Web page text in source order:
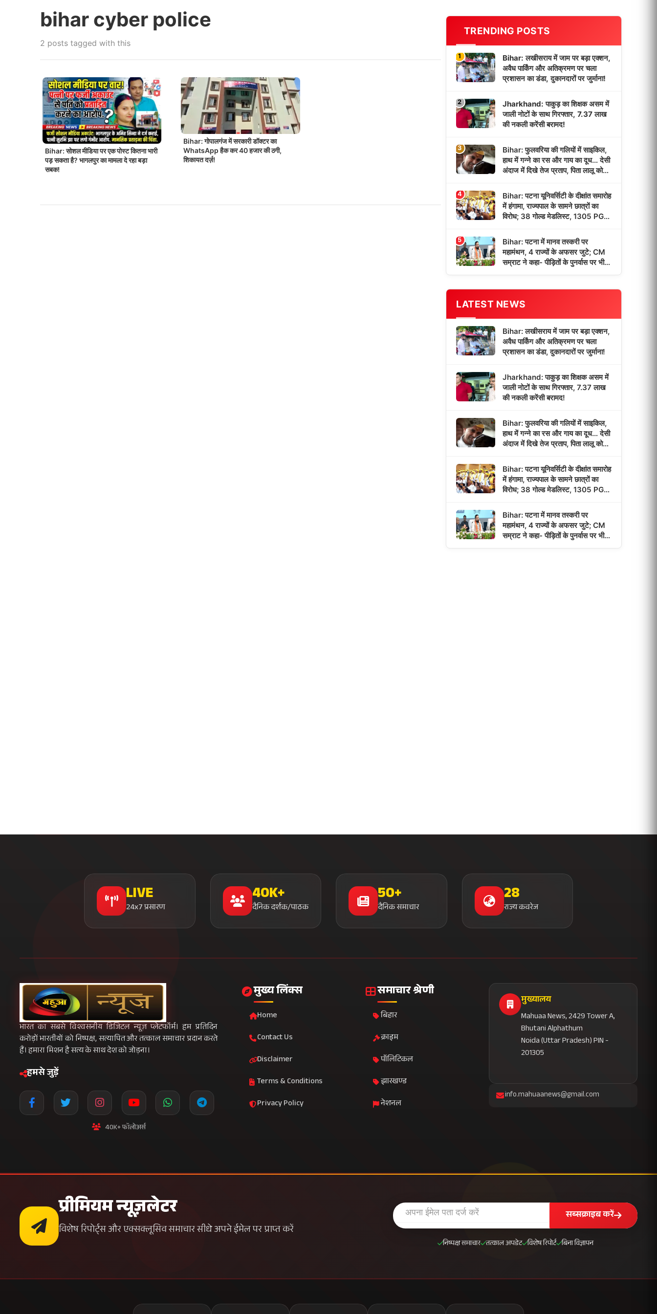
bihar cyber police
2 posts tagged with this
Bihar: सोशल मीडिया पर एक पोस्ट कितना भारी
पड़ सकता है? भागलपुर का मामला दे रहा बड़ा
सबक!
Bihar: गोपालगंज में सरकारी डॉक्टर का
WhatsApp हैक कर 40 हजार की ठगी,
शिकायत दर्ज़!
TRENDING POSTS
1
Bihar: लखीसराय में जाम पर बड़ा एक्शन,
अवैध पार्किंग और अतिक्रमण पर चला
प्रशासन का डंडा, दुकानदारों पर जुर्माना!
2
Jharkhand: पाकुड़ का शिक्षक असम में
जाली नोटों के साथ गिरफ्तार, 7.37 लाख
की नकली करेंसी बरामद!
3
Bihar: फुलवरिया की गलियों में साइकिल,
हाथ में गन्ने का रस और गाय का दूध… देसी
अंदाज में दिखे तेज प्रताप, पिता लालू को
4
Bihar: पटना यूनिवर्सिटी के दीक्षांत समारोह
में हंगामा, राज्यपाल के सामने छात्रों का
विरोध; 38 गोल्ड मेडलिस्ट, 1305 PG
5
Bihar: पटना में मानव तस्करी पर
महामंथन, 4 राज्यों के अफसर जुटे; CM
सम्राट ने कहा- पीड़ितों के पुनर्वास पर भी
होगा फोकस!
LATEST NEWS
Bihar: लखीसराय में जाम पर बड़ा एक्शन,
अवैध पार्किंग और अतिक्रमण पर चला
प्रशासन का डंडा, दुकानदारों पर जुर्माना!
Jharkhand: पाकुड़ का शिक्षक असम में
जाली नोटों के साथ गिरफ्तार, 7.37 लाख
की नकली करेंसी बरामद!
Bihar: फुलवरिया की गलियों में साइकिल,
हाथ में गन्ने का रस और गाय का दूध… देसी
अंदाज में दिखे तेज प्रताप, पिता लालू को
Bihar: पटना यूनिवर्सिटी के दीक्षांत समारोह
में हंगामा, राज्यपाल के सामने छात्रों का
विरोध; 38 गोल्ड मेडलिस्ट, 1305 PG
Bihar: पटना में मानव तस्करी पर
महामंथन, 4 राज्यों के अफसर जुटे; CM
सम्राट ने कहा- पीड़ितों के पुनर्वास पर भी
होगा फोकस!
LIVE
24x7 प्रसारण
40K+
दैनिक दर्शक/पाठक
50+
दैनिक समाचार
28
राज्य कवरेज
भारत का सबसे विश्वसनीय डिजिटल न्यूज़ प्लेटफॉर्म। हम प्रतिदिन
करोड़ों भारतीयों को निष्पक्ष, सत्यापित और तत्काल समाचार प्रदान करते
हैं। हमारा मिशन है सत्य के साथ देश को जोड़ना।
हमसे जुड़ें
40K+ फॉलोअर्स
मुख्य लिंक्स
Home
Contact Us
Disclaimer
Terms & Conditions
Privacy Policy
समाचार श्रेणी
बिहार
क्राइम
पॉलिटिकल
झारखण्ड
नेशनल
मुख्यालय
Mahuaa News, 2429 Tower A,
Bhutani Alphathum
Noida (Uttar Pradesh) PIN -
201305
info.mahuaanews@gmail.com
प्रीमियम न्यूज़लेटर
विशेष रिपोर्ट्स और एक्सक्लूसिव समाचार सीधे अपने ईमेल पर प्राप्त करें
सब्सक्राइब करें
निष्पक्ष समाचार तत्काल अपडेट विशेष रिपोर्ट बिना विज्ञापन